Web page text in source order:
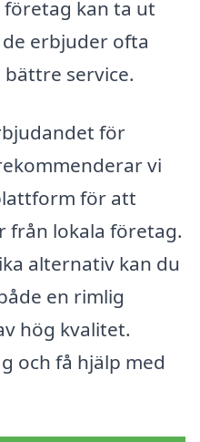
kan ta ut
erbjuder ofta
service.
för
vi
för att
från lokala företag.
alternativ kan du
en rimlig
hög kvalitet.
och få hjälp med